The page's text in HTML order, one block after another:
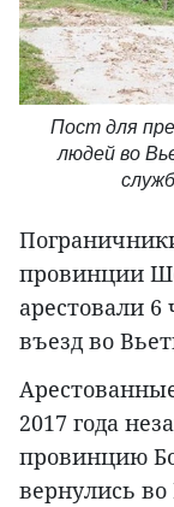
Пост для
людей во
провинции
арестовали
въезд во
2017 года
провинцию
вернулись